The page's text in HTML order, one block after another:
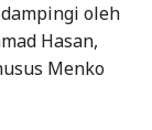
oleh
Hasan,
Menko